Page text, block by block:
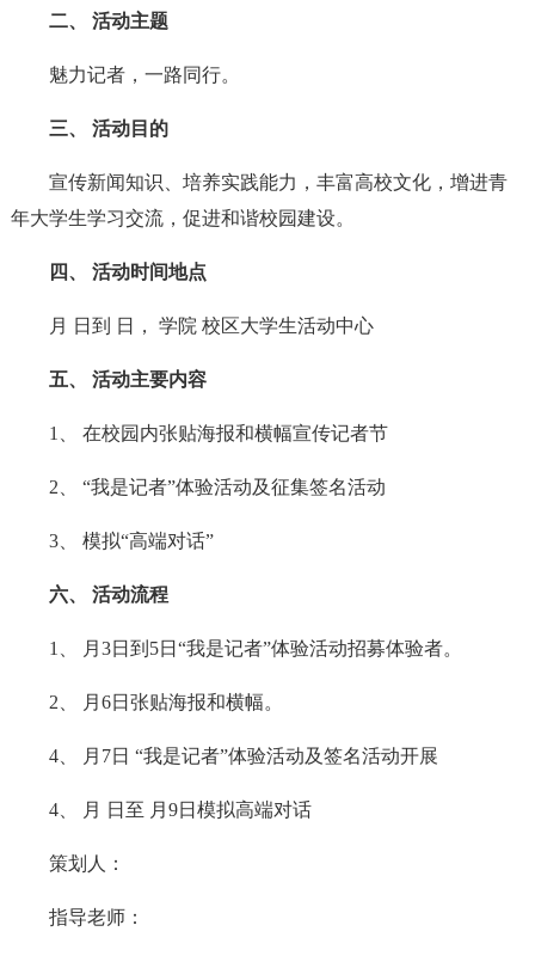
二、 活动主题
魅力记者，一路同行。
三、 活动目的
宣传新闻知识、培养实践能力，丰富高校文化，增进青
年大学生学习交流，促进和谐校园建设。
四、 活动时间地点
月 日到 日， 学院 校区大学生活动中心
五、 活动主要内容
1、 在校园内张贴海报和横幅宣传记者节
2、 “我是记者”体验活动及征集签名活动
3、 模拟“高端对话”
六、 活动流程
1、 月3日到5日“我是记者”体验活动招募体验者。
2、 月6日张贴海报和横幅。
4、 月7日 “我是记者”体验活动及签名活动开展
4、 月 日至 月9日模拟高端对话
策划人：
指导老师：